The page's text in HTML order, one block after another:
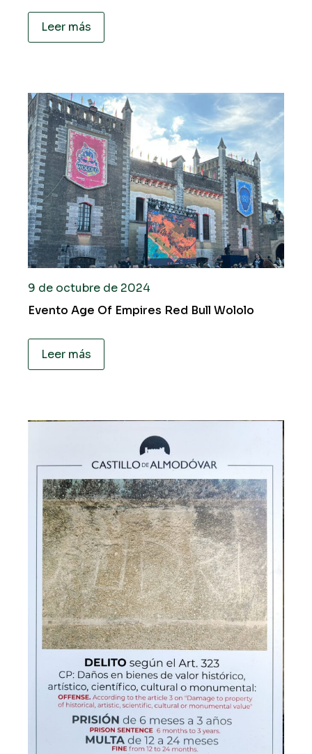
Leer más
9 de octubre de 2024
Evento Age Of Empires Red Bull Wololo
Leer más